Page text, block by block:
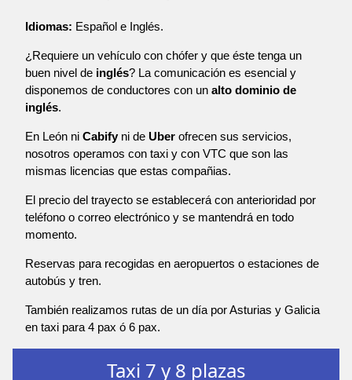
Idiomas: Español e Inglés.
¿Requiere un vehículo con chófer y que éste tenga un
buen nivel de inglés? La comunicación es esencial y
disponemos de conductores con un alto dominio de
inglés.
En León ni Cabify ni de Uber ofrecen sus servicios,
nosotros operamos con taxi y con VTC que son las
mismas licencias que estas compañias.
El precio del trayecto se establecerá con anterioridad por
teléfono o correo electrónico y se mantendrá en todo
momento.
Reservas para recogidas en aeropuertos o estaciones de
autobús y tren.
También realizamos rutas de un día por Asturias y Galicia
en taxi para 4 pax ó 6 pax.
Taxi 7 y 8 plazas